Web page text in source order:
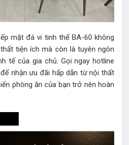
mặt đá vi tinh thể BA-60 không
tiện ích mà còn là tuyên ngôn
tế của gia chủ. Gọi ngay hotline
nhận ưu đãi hấp dẫn từ nội thất
phòng ăn của bạn trở nên hoàn